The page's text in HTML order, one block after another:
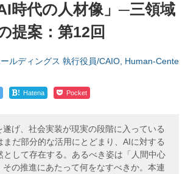
時代の人材像」─三領域
提案：第12回
ルディングス 執行役員/CAIO, Human-Cente
! Hatena Pocket
げ、社会実装が現実の段階に入っている
まだ部分的な活用にとどまり、AIに対する
として存在する。あるべき姿は「人間中心
の推進にあたって何をなすべきか。本連